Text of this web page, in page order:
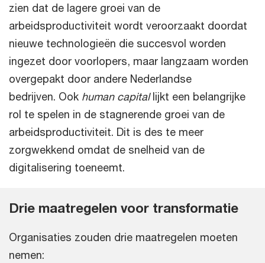
zien dat de lagere groei van de
arbeidsproductiviteit wordt veroorzaakt doordat
nieuwe technologieën die succesvol worden
ingezet door voorlopers, maar langzaam worden
overgepakt door andere Nederlandse
bedrijven. Ook human capitallijkt een belangrijke
rol te spelen in de stagnerende groei van de
arbeidsproductiviteit. Dit is des te meer
zorgwekkend omdat de snelheid van de
digitalisering toeneemt.
Drie maatregelen voor transformatie
Organisaties zouden drie maatregelen moeten
nemen: